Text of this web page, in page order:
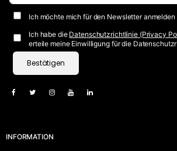
Ich möchte mich für den Newsletter anmelden
Ich habe die Datenschutzrichtlinie (Privacy
erteile meine Einwilligung für die
Bestätigen
INFORMATION